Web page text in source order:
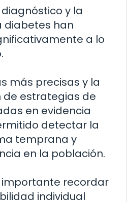
diagnóstico y la
diabetes han
a lo
más precisas y la
estrategias de
en evidencia
detectar la
temprana y
en la población.
importante recordar
individual